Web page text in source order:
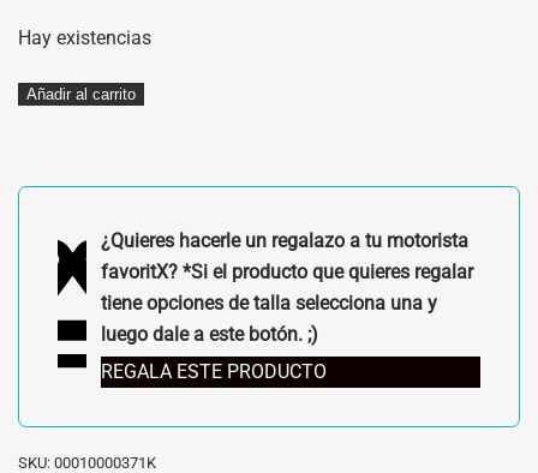
Hay existencias
KIT
KTM
cantidad
Añadir al carrito
¿Quieres hacerle un regalazo a tu motorista
favoritX? *Si el producto que quieres regalar
tiene opciones de talla selecciona una y
luego dale a este botón. ;)
REGALA ESTE PRODUCTO
SKU: 00010000371K